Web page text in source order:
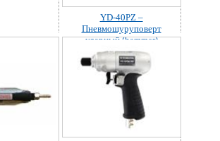
YD-40PZ –
Пневмошуруповерт
ударный (hammer)